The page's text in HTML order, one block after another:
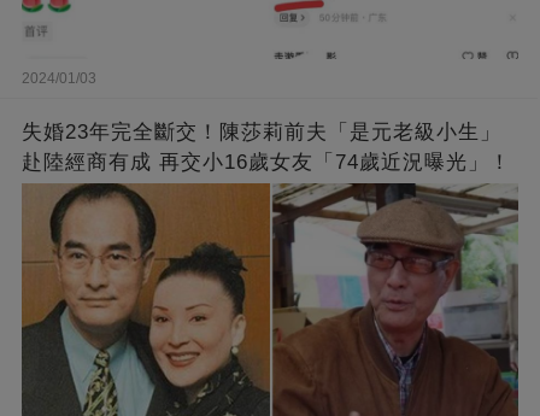
2024/01/03
失婚23年完全斷交！陳莎莉前夫「是元老級小生」
赴陸經商有成 再交小16歲女友「74歲近況曝光」！